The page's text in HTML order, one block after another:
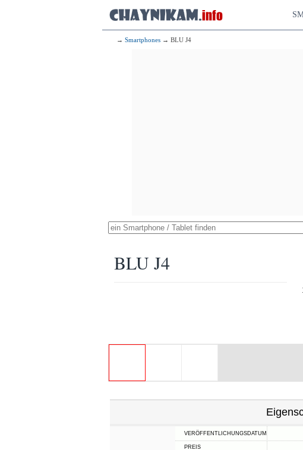
→ Smartphones → BLU J4
BLU J4
VERÖFFENTLICHUNGSDATUM
PREIS